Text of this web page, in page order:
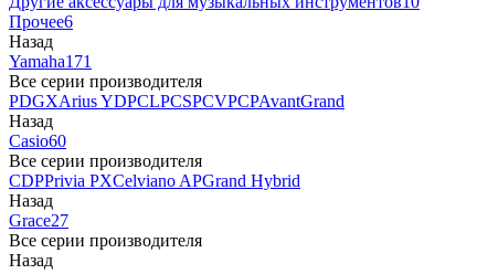
Прочее6
Назад
Yamaha171
Все серии производителя
PDGXArius YDPCLPCSPCVPCPAvantGrand
Назад
Casio60
Все серии производителя
CDPPrivia PXCelviano APGrand Hybrid
Назад
Grace27
Все серии производителя
Назад